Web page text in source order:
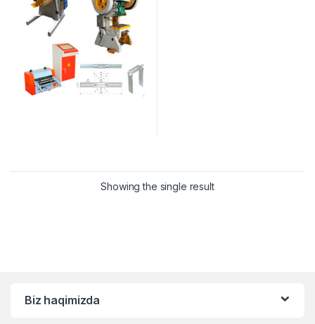
Showing the single result
Biz haqimizda